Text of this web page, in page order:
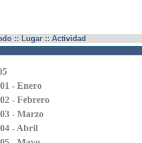
:: Lugar :: Actividad
01 - Enero
02 - Febrero
03 - Marzo
04 - Abril